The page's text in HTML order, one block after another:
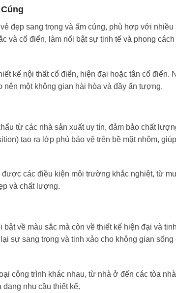
đẹp sang trọng và ấm cúng, phù hợp với nhiều
và cổ điển, làm nổi bật sự tinh tế và phong cách
kế nội thất cổ điển, hiện đại hoặc tân cổ điển.
một không gian hài hòa và đầy ấn tượng.
từ các nhà sản xuất uy tín, đảm bảo chất
tạo ra lớp phủ bảo vệ trên bề mặt nhôm,
các điều kiện môi trường khắc nghiệt, từ
và chất lượng.
về màu sắc mà còn về thiết kế hiện đại và
sự sang trọng và tinh xảo cho không gian sống
công trình khác nhau, từ nhà ở đến các tòa
nhu cầu thiết kế.